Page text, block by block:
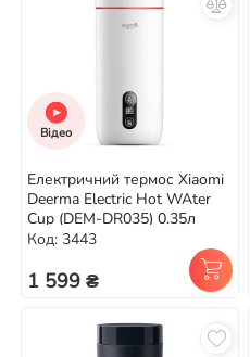
Відео
Електричний термос Xiaomi
Deerma Electric Hot WAter
Cup (DEM-DR035) 0.35л
Код: 3443
1 599 ₴